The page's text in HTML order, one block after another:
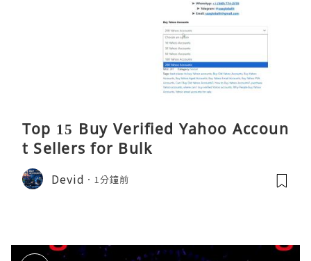
Top 15 Buy Verified Yahoo Accoun
t Sellers for Bulk
Devid 1分鐘前